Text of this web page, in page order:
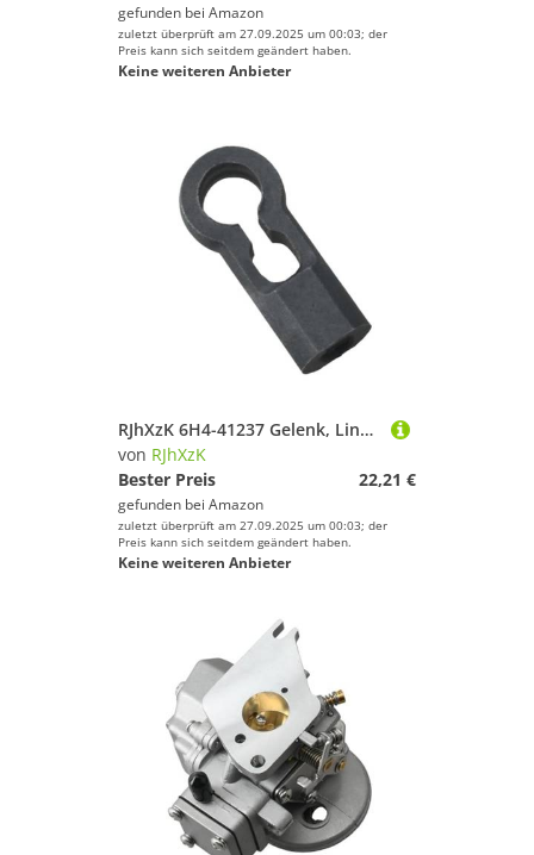
gefunden bei Amazon
zuletzt überprüft am 27.09.2025 um 00:03; der
Preis kann sich seitdem geändert haben.
Keine weiteren Anbieter
RJhXzK 6H4-41237 Gelenk, Link Passend for Ymh 2T 9,9-70HP Bootsmotor 6H4-41237-00 6H4-41237-00-00 6H441237 Motorzubehörteile
von RJhXzK
Bester Preis
22,21 €
gefunden bei Amazon
zuletzt überprüft am 27.09.2025 um 00:03; der
Preis kann sich seitdem geändert haben.
Keine weiteren Anbieter